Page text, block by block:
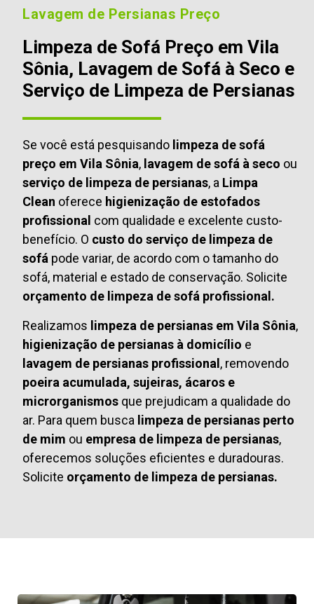
Lavagem de Persianas Preço
Limpeza de Sofá Preço em Vila
Sônia, Lavagem de Sofá à Seco e
Serviço de Limpeza de Persianas
Se você está pesquisando limpeza de sofá
preço em Vila Sônia, lavagem de sofá à seco ou
serviço de limpeza de persianas, a Limpa
Clean oferece higienização de estofados
profissional com qualidade e excelente custo-
benefício. O custo do serviço de limpeza de
sofá pode variar, de acordo com o tamanho do
sofá, material e estado de conservação. Solicite
orçamento de limpeza de sofá profissional.
Realizamos limpeza de persianas em Vila Sônia,
higienização de persianas à domicílio e
lavagem de persianas profissional, removendo
poeira acumulada, sujeiras, ácaros e
microrganismos que prejudicam a qualidade do
ar. Para quem busca limpeza de persianas perto
de mim ou empresa de limpeza de persianas,
oferecemos soluções eficientes e duradouras.
Solicite orçamento de limpeza de persianas.